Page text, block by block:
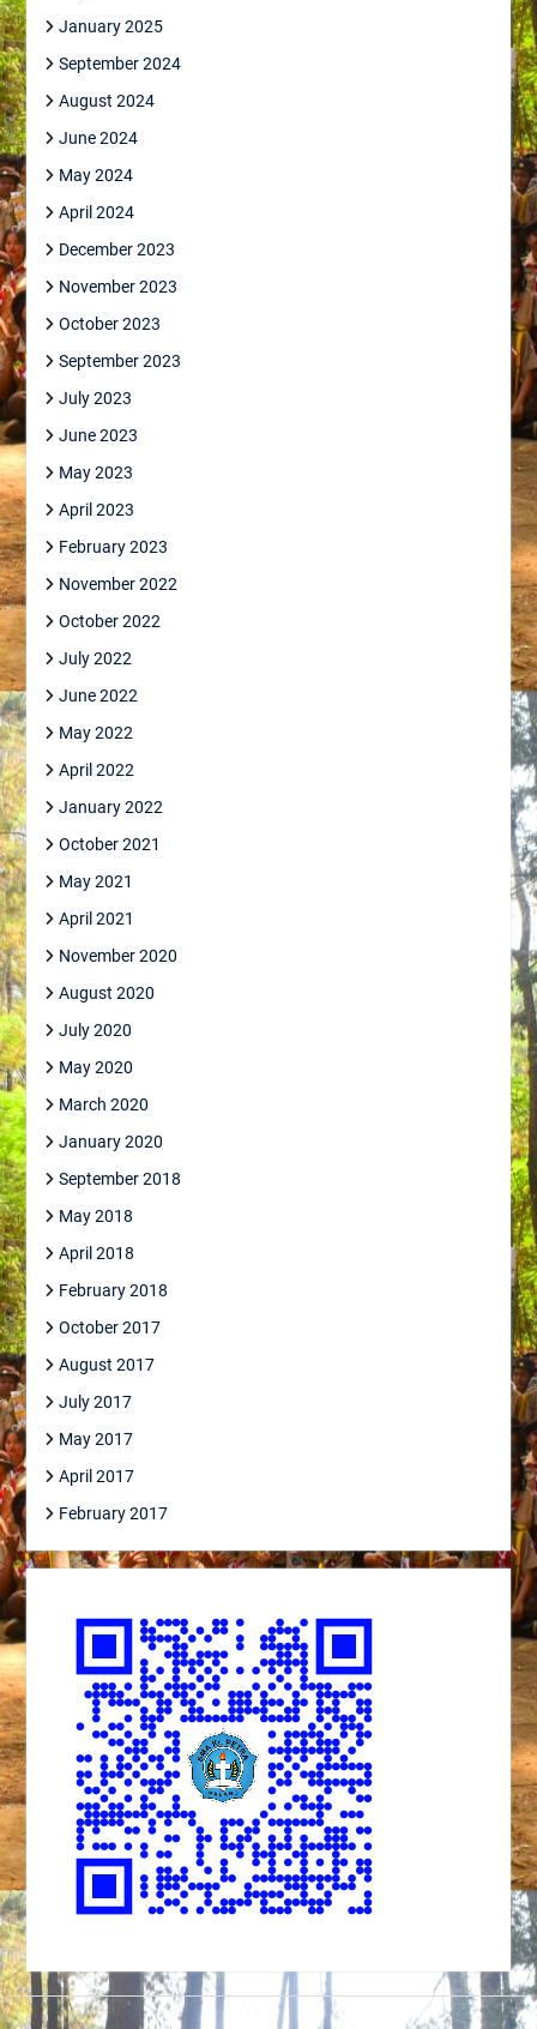
January 2025
September 2024
August 2024
June 2024
May 2024
April 2024
December 2023
November 2023
October 2023
September 2023
July 2023
June 2023
May 2023
April 2023
February 2023
November 2022
October 2022
July 2022
June 2022
May 2022
April 2022
January 2022
October 2021
May 2021
April 2021
November 2020
August 2020
July 2020
May 2020
March 2020
January 2020
September 2018
May 2018
April 2018
February 2018
October 2017
August 2017
July 2017
May 2017
April 2017
February 2017